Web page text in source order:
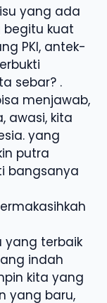
yang ada
kuat
PKI, antek-
sebar? .
menjawab,
awasi, kita
yang
putra
bangsanya
yang terbaik
indah
kita yang
yang baru,